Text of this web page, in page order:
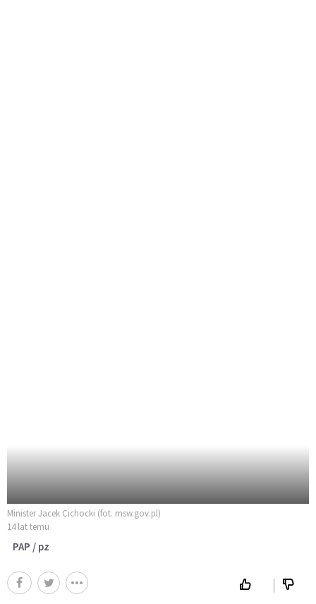
Minister Jacek Cichocki (fot. msw.gov.pl)
14 lat temu
PAP / pz